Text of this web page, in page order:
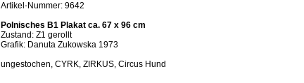
Artikel-Nummer: 9642
Polnisches B1 Plakat ca. 67 x 96 cm
Zustand: Z1 gerollt
Grafik: Danuta Zukowska 1973
ungestochen, CYRK, ZIRKUS, Circus Hund